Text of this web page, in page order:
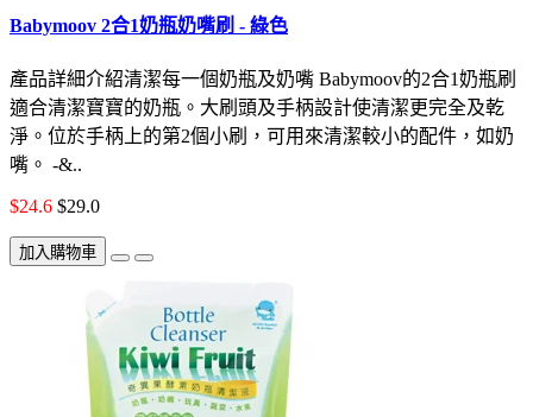
Babymoov 2合1奶瓶奶嘴刷 - 綠色
產品詳細介紹清潔每一個奶瓶及奶嘴 Babymoov的2合1奶瓶刷
適合清潔寶寶的奶瓶。大刷頭及手柄設計使清潔更完全及乾
淨。位於手柄上的第2個小刷，可用來清潔較小的配件，如奶
嘴。 -&..
$24.6 $29.0
加入購物車